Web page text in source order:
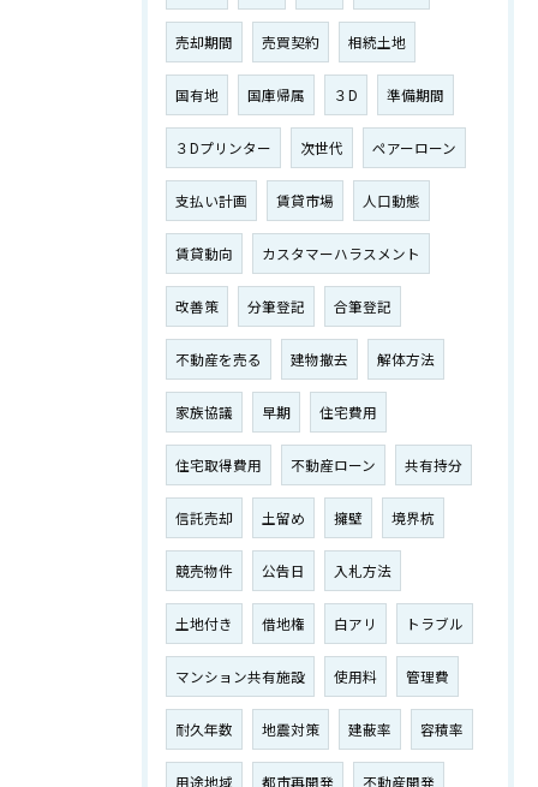
売却期間 売買契約 相続土地
国有地 国庫帰属 ３D 準備期間
３Dプリンター 次世代 ペアーローン
支払い計画 賃貸市場 人口動態
賃貸動向 カスタマーハラスメント
改善策 分筆登記 合筆登記
不動産を売る 建物撤去 解体方法
家族協議 早期 住宅費用
住宅取得費用 不動産ローン 共有持分
信託売却 土留め 擁壁 境界杭
競売物件 公告日 入札方法
土地付き 借地権 白アリ トラブル
マンション共有施設 使用料 管理費
耐久年数 地震対策 建蔽率 容積率
用途地域 都市再開発 不動産開発